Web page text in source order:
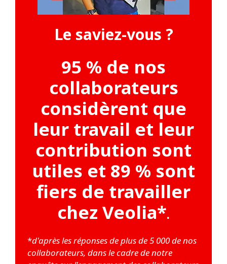
Le saviez-vous ?
95 % de nos
collaborateurs
considèrent que
leur travail et leur
contribution sont
utiles et 89 % sont
fiers de travailler
chez Veolia*.
*d'après les réponses de plus de 5 000 de nos
collaborateurs, dans le cadre de notre